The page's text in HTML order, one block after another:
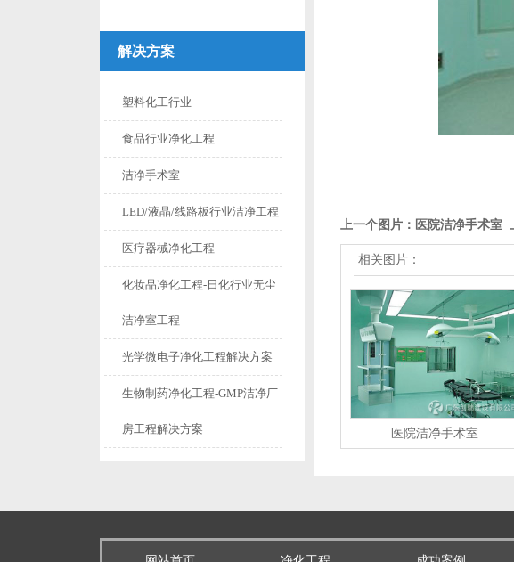
解决方案
塑料化工行业
食品行业净化工程
洁净手术室
LED/液晶/线路板行业洁净工程
医疗器械净化工程
化妆品净化工程-日化行业无尘
洁净室工程
光学微电子净化工程解决方案
生物制药净化工程-GMP洁净厂
房工程解决方案
上一个图片： 医院洁净手术室
相关图片：
医院洁净手术室